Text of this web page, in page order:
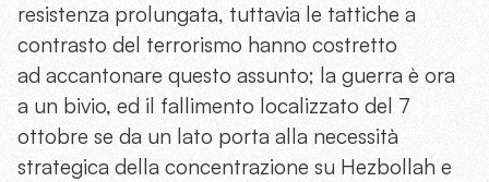
resistenza prolungata, tuttavia le tattiche a
contrasto del terrorismo hanno costretto
ad accantonare questo assunto; la guerra è ora
a un bivio, ed il fallimento localizzato del 7
ottobre se da un lato porta alla necessità
strategica della concentrazione su Hezbollah e